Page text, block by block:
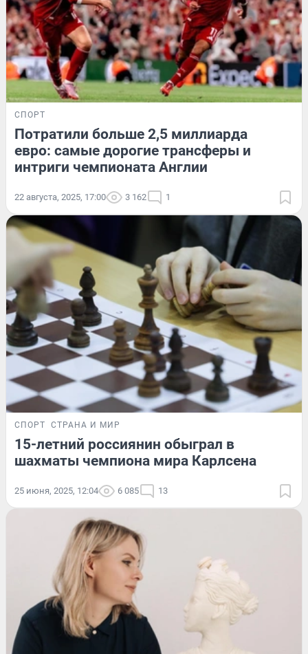
СПОРТ
Потратили больше 2,5 миллиарда
евро: самые дорогие трансферы и
интриги чемпионата Англии
22 августа, 2025, 17:00 3 162 1
СПОРТ СТРАНА И МИР
15-летний россиянин обыграл в
шахматы чемпиона мира Карлсена
25 июня, 2025, 12:04 6 085 13